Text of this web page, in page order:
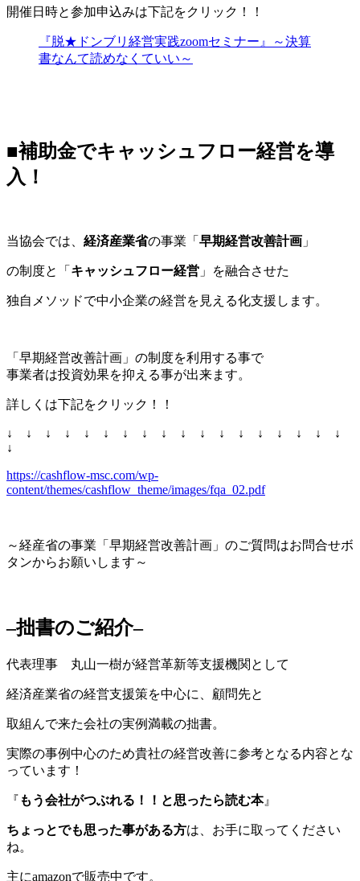
開催日時と参加申込みは下記をクリック！！
『脱★ドンブリ経営実践zoomセミナー』～決算
書なんて読めなくていい～
■補助金でキャッシュフロー経営を導
入！
当協会では、 経済産業省の事業「 早期経営改善計画 」
の制度と「 キャッシュフロー経営 」を融合させた
独自メソッドで中小企業の経営を見える化支援します。
「早期経営改善計画」の制度を利用する事で
事業者は投資効果を抑える事が出来ます。
詳しくは下記をクリック！！
↓ ↓ ↓ ↓ ↓ ↓ ↓ ↓ ↓ ↓ ↓ ↓ ↓ ↓ ↓ ↓ ↓ ↓
↓
https://cashflow-msc.com/wp-
content/themes/cashflow_theme/images/fqa_02.pdf
～経産省の事業「早期経営改善計画」のご質問はお問合せボ
タンからお願いします～
–拙書のご紹介–
代表理事 丸山一樹が経営革新等支援機関として
経済産業省の経営支援策を中心に、顧問先と
取組んで来た会社の実例満載の拙書。
実際の事例中心のため貴社の経営改善に参考となる内容とな
っています！
『 もう会社がつぶれる！！と思ったら読む本』
ちょっとでも思った事がある方は、お手に取ってください
ね。
主にamazonで販売中です。